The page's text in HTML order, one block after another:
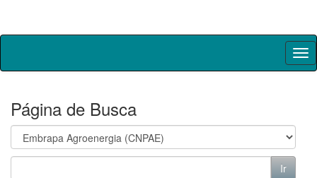
Skip
Página de Busca